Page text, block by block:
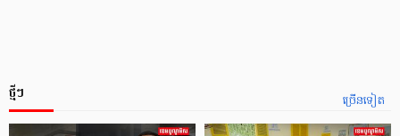
ច្រើនទៀត
ថ្មីៗ